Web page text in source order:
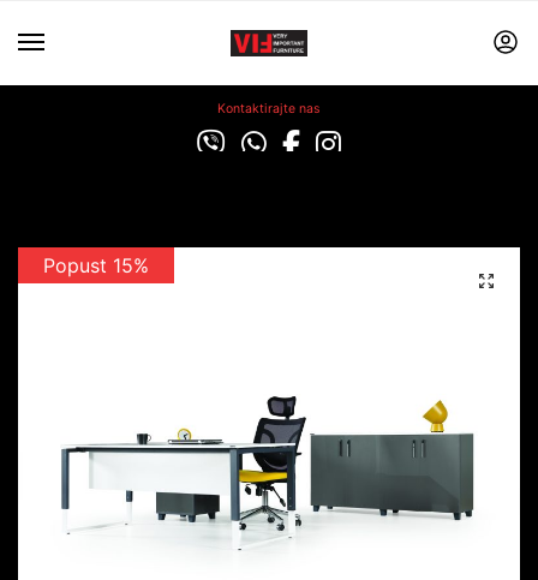
Kontaktirajte nas
Popust 15%